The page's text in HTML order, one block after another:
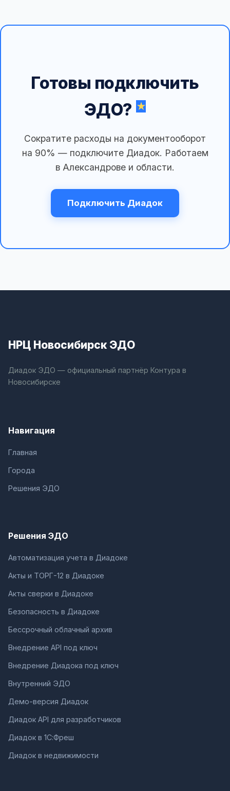
Готовы подключить
ЭДО?
Сократите расходы на документооборот
на 90% — подключите Диадок. Работаем
в Александрове и области.
Подключить Диадок
НРЦ Новосибирск ЭДО
Диадок ЭДО — официальный партнёр Контура в
Новосибирске
Навигация
Главная
Города
Решения ЭДО
Решения ЭДО
Автоматизация учета в Диадоке
Акты и ТОРГ-12 в Диадоке
Акты сверки в Диадоке
Безопасность в Диадоке
Бессрочный облачный архив
Внедрение API под ключ
Внедрение Диадока под ключ
Внутренний ЭДО
Демо-версия Диадок
Диадок API для разработчиков
Диадок в 1С:Фреш
Диадок в недвижимости